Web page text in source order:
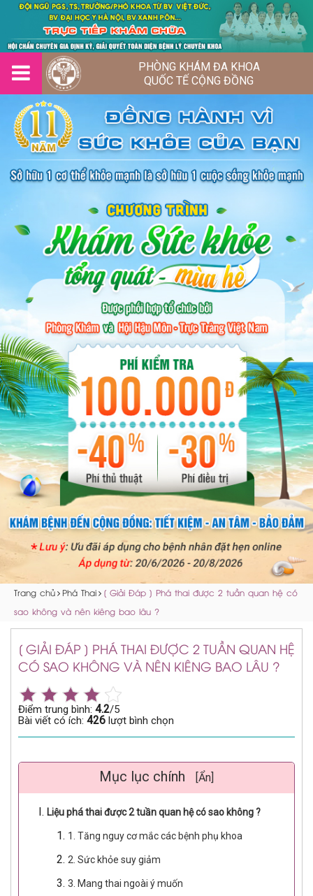
PHÒNG KHÁM ĐA KHOA
QUỐC TẾ CỘNG ĐỒNG
Trang chủ Phá Thai
[ Giải Đáp ] Phá thai được 2 tuần quan hệ có
sao không và nên kiêng bao lâu ?
[ GIẢI ĐÁP ] PHÁ THAI ĐƯỢC 2 TUẦN QUAN HỆ
CÓ SAO KHÔNG VÀ NÊN KIÊNG BAO LÂU ?
Điểm trung bình: 4.2/5
Bài viết có ích: 426 lượt bình chọn
Mục lục chính [Ẩn]
Liệu phá thai được 2 tuần quan hệ có sao không ?
1. Tăng nguy cơ mắc các bệnh phụ khoa
2. Sức khỏe suy giảm
3. Mang thai ngoài ý muốn